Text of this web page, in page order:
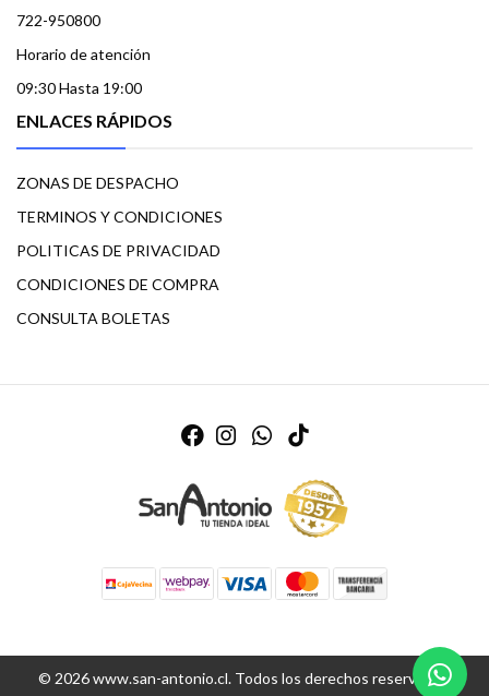
722-950800
Horario de atención
09:30 Hasta 19:00
ENLACES RÁPIDOS
ZONAS DE DESPACHO
TERMINOS Y CONDICIONES
POLITICAS DE PRIVACIDAD
CONDICIONES DE COMPRA
CONSULTA BOLETAS
© 2026 www.san-antonio.cl. Todos los derechos reservados.